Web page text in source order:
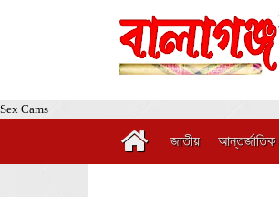
Sex Cams
জাতীয় আন্তর্জাতিক